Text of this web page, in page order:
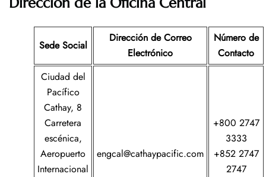
Sede Social
Dirección de Correo
Electrónico
Número de
Contacto
Ciudad del
Pacífico
Cathay, 8
Carretera
escénica,
Aeropuerto
Internacional
engcal@cathaypacific.com
+800 2747
3333
+852 2747
2747